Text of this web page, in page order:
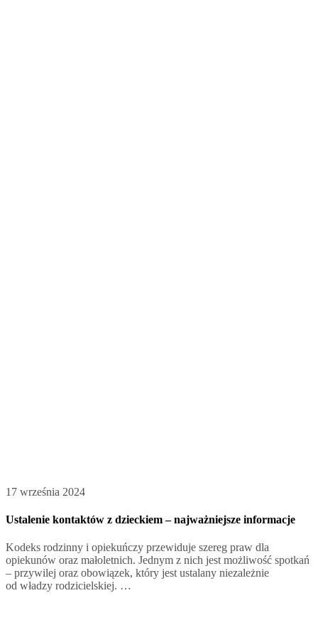
17 września 2024
Ustalenie kontaktów z dzieckiem – najważniejsze informacje
Kodeks rodzinny i opiekuńczy przewiduje szereg praw dla
opiekunów oraz małoletnich. Jednym z nich jest możliwość spotkań
– przywilej oraz obowiązek, który jest ustalany niezależnie
od władzy rodzicielskiej. …